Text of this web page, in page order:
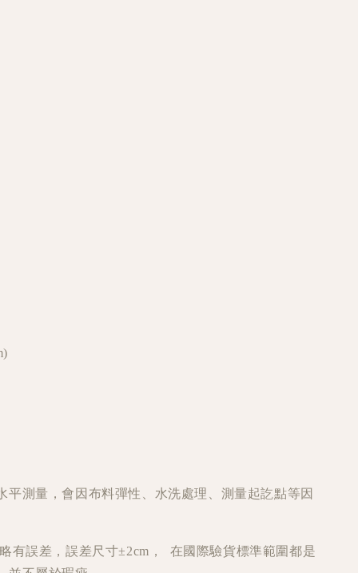
平測量，會因布料彈性、水洗處理、測量起訖點等因
有誤差，誤差尺寸±2cm， 在國際驗貨標準範圍都是